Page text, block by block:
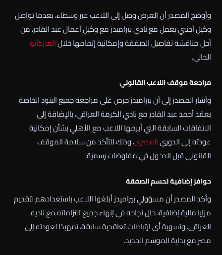
وأوضح المصدر أن العرض وصل إلى اللاعب عبر وسطاء، بعدما تواصل
وكيل أجنبي يعمل مع نادي بيراميدز مع وكيل أعمال عبد القادر، من
أجل مناقشة تفاصيل الصفقة وإمكانية إتمامها خلالالميركاتو
الحالي.
مراجعة موقف اللاعب القانوني
وأشار المصدر إلى أن بيراميدز حرص على مراجعة جميع البنود الخاصة
بعقد أحمد عبد القادر مع نادي الكرمة العراقي، بالإضافة إلى
الاتفاقات السابقة التي أبرمها اللاعب مع الأهلي بشأن إمكانية
عودته إلى الدوريالمصري، وذلك للتأكد من سلامة الموقف
القانوني قبل الدخول في مفاوضات رسمية.
حوافز إضافية لحسم الصفقة
وأكد المصدر أن مسؤولي بيراميدز أبلغوا اللاعب باستعدادهم لتقديم
مزايا مالية إضافية، حال نجاحه في إنهاء جميع التزاماته مع ناديه
العراقي، وتسوية أي ارتباطات تعاقدية سابقة، تمهيدًا لعودته إلى
مصر مع بداية الموسم الجديد.